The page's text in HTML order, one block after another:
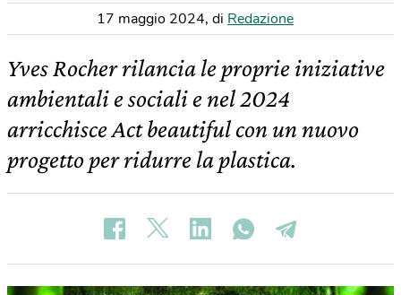
17 maggio 2024, di Redazione
Yves Rocher rilancia le proprie iniziative
ambientali e sociali e nel 2024
arricchisce Act beautiful con un nuovo
progetto per ridurre la plastica.